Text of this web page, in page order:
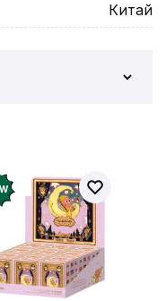
Китай
50 грн на свій